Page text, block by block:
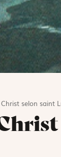
Christ selon saint